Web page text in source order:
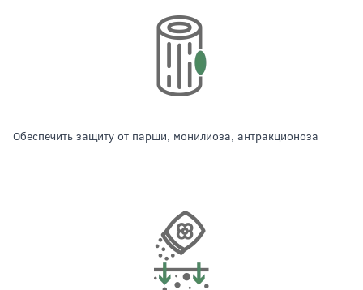
обеспечить защиту от парши, монилиоза, антракционоза